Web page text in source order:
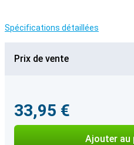
Spécifications détaillées
Prix de vente
33,95 €
Ajouter au